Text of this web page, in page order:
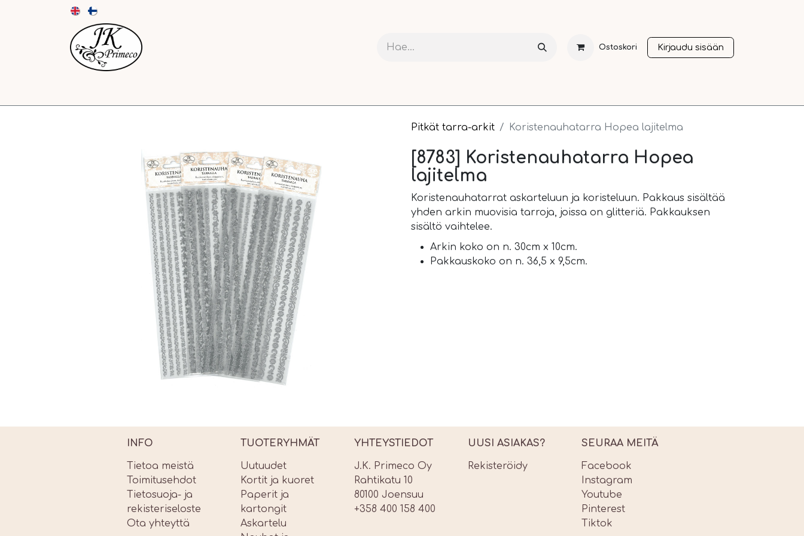
Ostoskori Kirjaudu sisään
Pitkät tarra-arkit Koristenauhatarra Hopea lajitelma
[8783] Koristenauhatarra Hopea
lajitelma
Koristenauhatarrat askarteluun ja koristeluun. Pakkaus sisältää
yhden arkin muovisia tarroja, joissa on glitteriä. Pakkauksen
sisältö vaihtelee.
Arkin koko on n. 30cm x 10cm.
Pakkauskoko on n. 36,5 x 9,5cm.
INFO
Tietoa meistä
Toimitusehdot
Tietosuoja- ja
rekisteriseloste
Ota yhteyttä
TUOTERYHMÄT
Uutuudet
Kortit ja kuoret
Paperit ja
kartongit
Askartelu
YHTEYSTIEDOT
J.K. Primeco Oy
Rahtikatu 10
80100 Joensuu
+358 400 158 400
UUSI ASIAKAS?
Rekisteröidy
SEURAA MEITÄ
Facebook
Instagram
Youtube
Pinterest
Tiktok